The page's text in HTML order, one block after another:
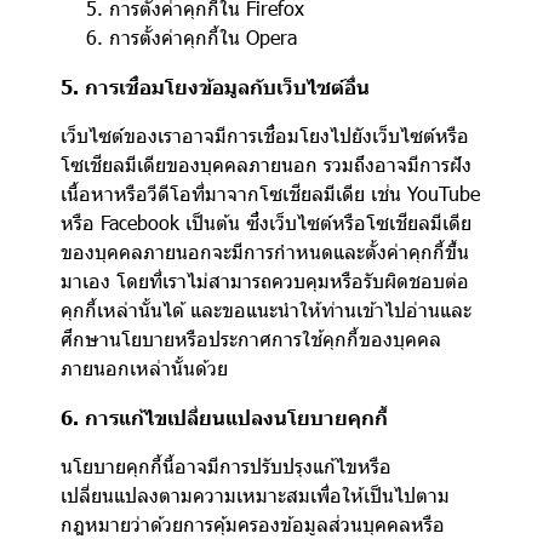
การตั้งค่าคุกกี้ใน Firefox
การตั้งค่าคุกกี้ใน Opera
5. การเชื่อมโยงข้อมูลกับเว็บไซต์อื่น
เว็บไซต์ของเราอาจมีการเชื่อมโยงไปยังเว็บไซต์หรือ
โซเชียลมีเดียของบุคคลภายนอก รวมถึงอาจมีการฝัง
เนื้อหาหรือวีดีโอที่มาจากโซเชียลมีเดีย เช่น YouTube
หรือ Facebook เป็นต้น ซึ่งเว็บไซต์หรือโซเชียลมีเดีย
ของบุคคลภายนอกจะมีการกำหนดและตั้งค่าคุกกี้ขึ้น
มาเอง โดยที่เราไม่สามารถควบคุมหรือรับผิดชอบต่อ
คุกกี้เหล่านั้นได้ และขอแนะนำให้ท่านเข้าไปอ่านและ
ศึกษานโยบายหรือประกาศการใช้คุกกี้ของบุคคล
ภายนอกเหล่านั้นด้วย
6. การแก้ไขเปลี่ยนแปลงนโยบายคุกกี้
นโยบายคุกกี้นี้อาจมีการปรับปรุงแก้ไขหรือ
เปลี่ยนแปลงตามความเหมาะสมเพื่อให้เป็นไปตาม
กฎหมายว่าด้วยการคุ้มครองข้อมูลส่วนบุคคลหรือ